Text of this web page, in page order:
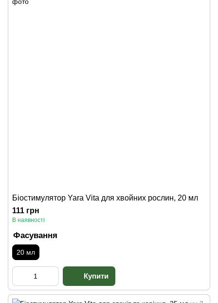
Біостимулятор Yara Vita для хвойних рослин, 20 мл
111 грн
В наявності
Фасування
20 мл